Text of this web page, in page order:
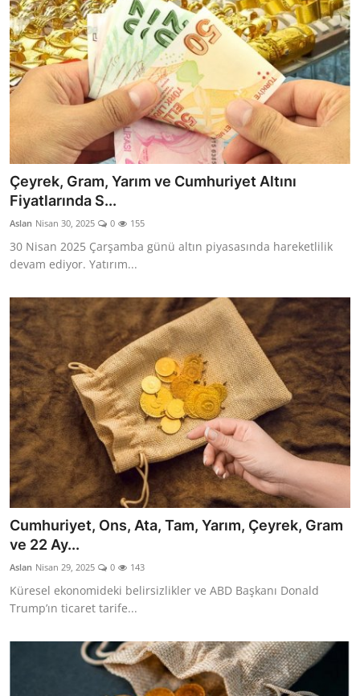
Çeyrek, Gram, Yarım ve Cumhuriyet Altını
Fiyatlarında S...
Aslan Nisan 30, 2025 0 155
30 Nisan 2025 Çarşamba günü altın piyasasında hareketlilik
devam ediyor. Yatırım...
Cumhuriyet, Ons, Ata, Tam, Yarım, Çeyrek, Gram
ve 22 Ay...
Aslan Nisan 29, 2025 0 143
Küresel ekonomideki belirsizlikler ve ABD Başkanı Donald
Trump’ın ticaret tarife...